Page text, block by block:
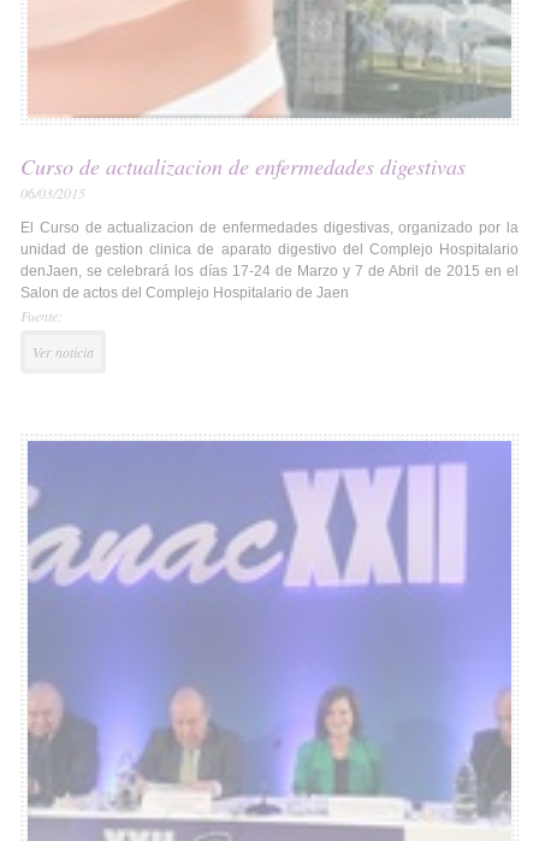
Curso de actualizacion de enfermedades digestivas
06/03/2015
El Curso de actualizacion de enfermedades digestivas, organizado por la
unidad de gestion clinica de aparato digestivo del Complejo Hospitalario
denJaen, se celebrará los días 17-24 de Marzo y 7 de Abril de 2015 en el
Salon de actos del Complejo Hospitalario de Jaen
Fuente:
Ver noticia